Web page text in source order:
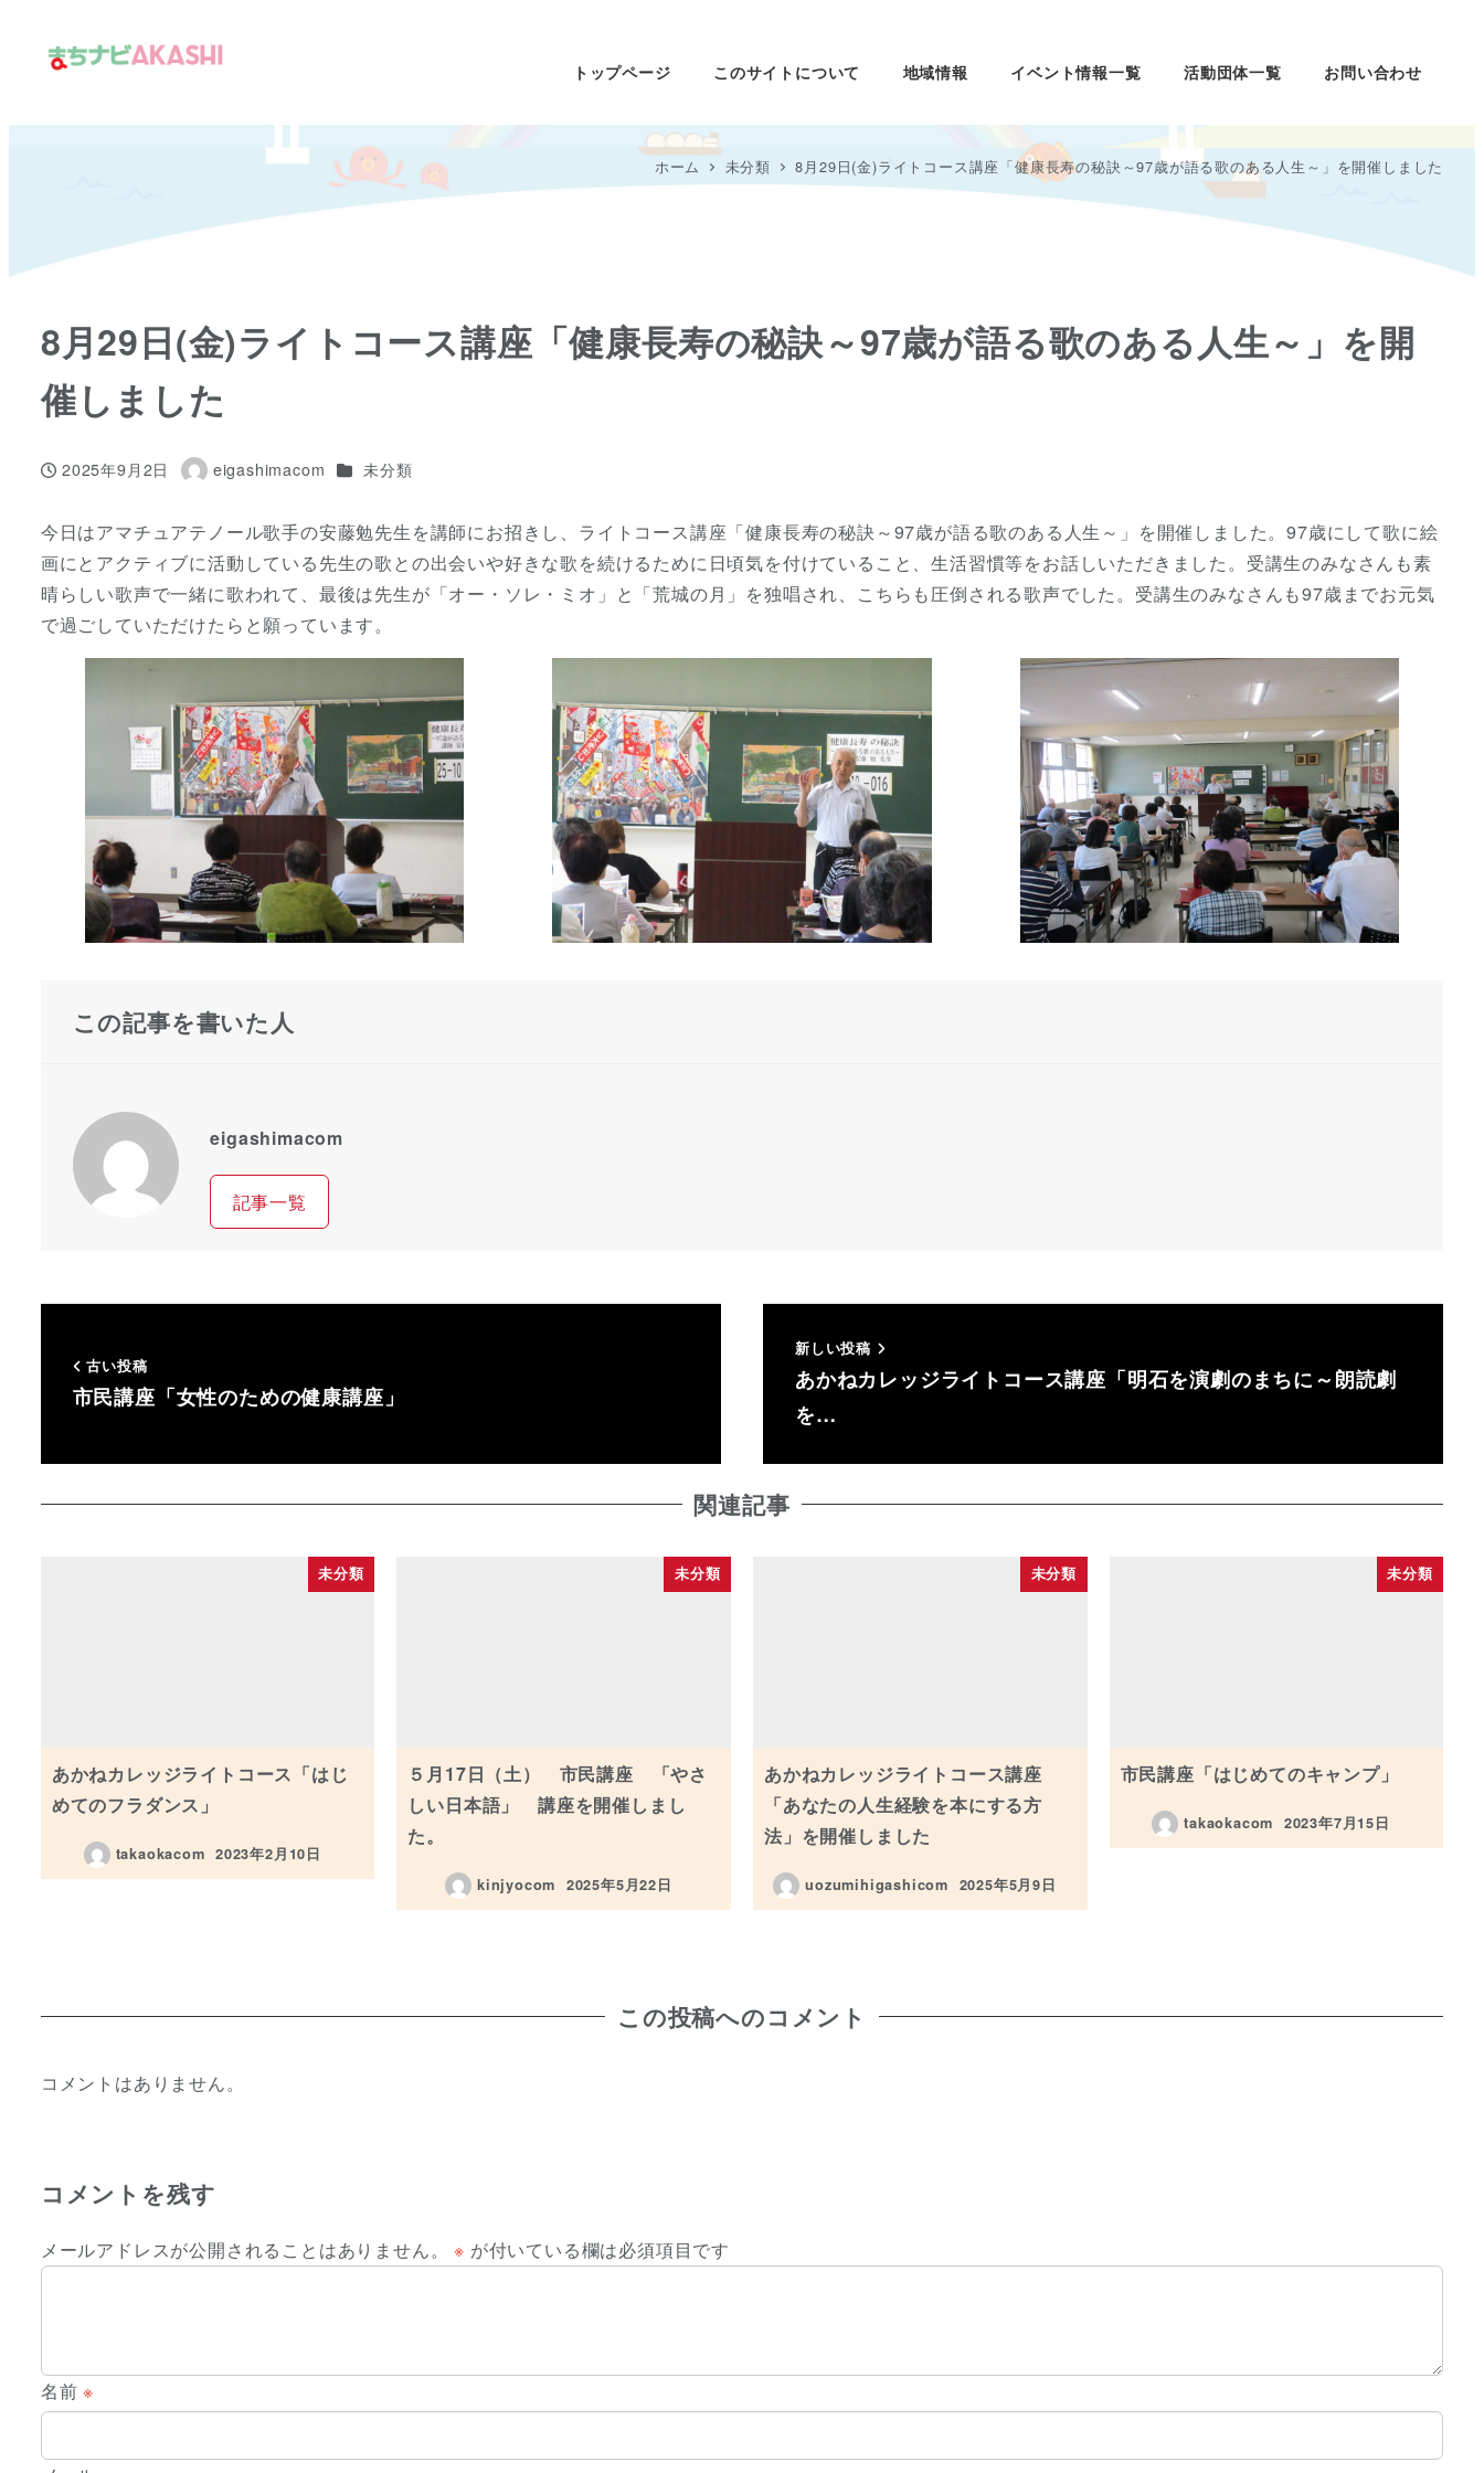
へ
トップページ このサイトについて 地域情報 イベント情報一覧 活動団体一覧 お問い合わせ
ホーム 未分類 8月29日(金)ライトコース講座「健康長寿の秘訣～97歳が語る歌のある人生～」を開催しました
8月29日(金)ライトコース講座「健康長寿の秘訣～97歳が語る歌のある人生～」を開
催しました
投稿日
2025年9月2日
著
eigashimacom カテゴリー
未分類
今日はアマチュアテノール歌手の安藤勉先生を講師にお招きし、ライトコース講座「健康長寿の秘訣～97歳が語る歌のある人生～」を開催しました。97歳にして歌に絵
画にとアクティブに活動している先生の歌との出会いや好きな歌を続けるために日頃気を付けていること、生活習慣等をお話しいただきました。受講生のみなさんも素
晴らしい歌声で一緒に歌われて、最後は先生が「オー・ソレ・ミオ」と「荒城の月」を独唱され、こちらも圧倒される歌声でした。受講生のみなさんも97歳までお元気
で過ごしていただけたらと願っています。
この記事を書いた人
eigashimacom
記事一覧
古い投稿
市民講座「女性のための健康講座」
新しい投稿
あかねカレッジライトコース講座「明石を演劇のまちに～朗読劇
を…
関連記事
未分類
あかねカレッジライトコース「はじ
めてのフラダンス」
takaokacom
投稿日
2023年2月10日
未分類
５月17日（土） 市民講座 「やさ
しい日本語」 講座を開催しまし
た。
kinjyocom
投稿日
2025年5月22日
未分類
あかねカレッジライトコース講座
「あなたの人生経験を本にする方
法」を開催しました
uozumihigashicom
投稿日
2025年5月9日
未分類
市民講座「はじめてのキャンプ」
takaokacom
投稿日
2023年7月15日
この投稿へのコメント
コメントはありません。
コメントを残す
メールアドレスが公開されることはありません。 ※ が付いている欄は必須項目です
名前※